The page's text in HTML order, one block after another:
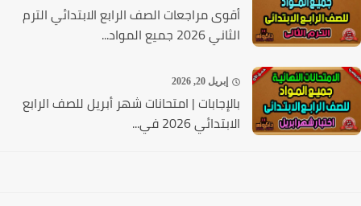
أقوى مراجعات الصف الرابع الابتدائي الترم
الثاني 2026 جميع المواد...
إبريل 20, 2026
بالإجابات | امتحانات شهر أبريل للصف الرابع
الابتدائي 2026 في...